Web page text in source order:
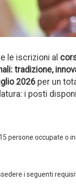
le iscrizioni al
tradizione,
2026 per un
i posti
persone occupate o
i seguenti